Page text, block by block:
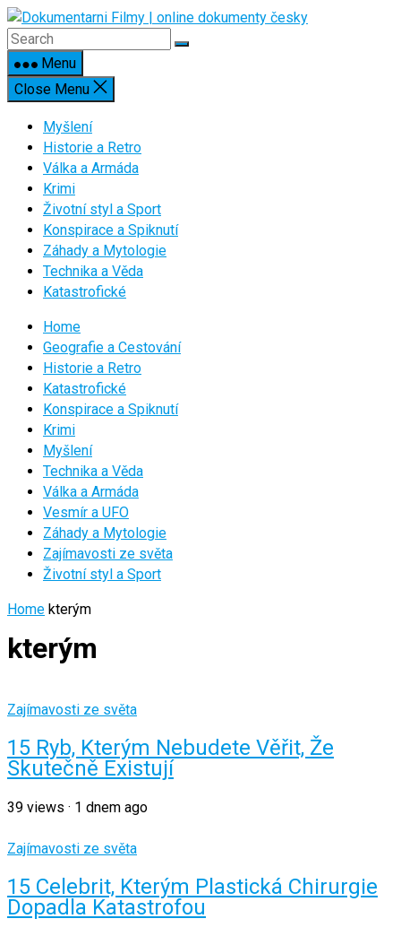
Skip
to
contentMenu
Close Menu
Myšlení
Historie a Retro
Válka a Armáda
Krimi
Životní styl a Sport
Konspirace a Spiknutí
Záhady a Mytologie
Technika a Věda
Katastrofické
Home
Geografie a Cestování
Historie a Retro
Katastrofické
Konspirace a Spiknutí
Krimi
Myšlení
Technika a Věda
Válka a Armáda
Vesmír a UFO
Záhady a Mytologie
Zajímavosti ze světa
Životní styl a Sport
Home kterým
kterým
Zajímavosti ze světa
15 Ryb, Kterým Nebudete Věřit, Že
Skutečně Existují
39 views · 1 dnem ago
Zajímavosti ze světa
15 Celebrit, Kterým Plastická Chirurgie
Dopadla Katastrofou